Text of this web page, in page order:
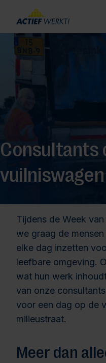
Consultants
vuilniswagen
Tijdens de Week
we graag de
elke dag inzetten
leefbare omgeving.
wat hun werk
van onze
voor een dag op de
milieustraat.
Meer dan